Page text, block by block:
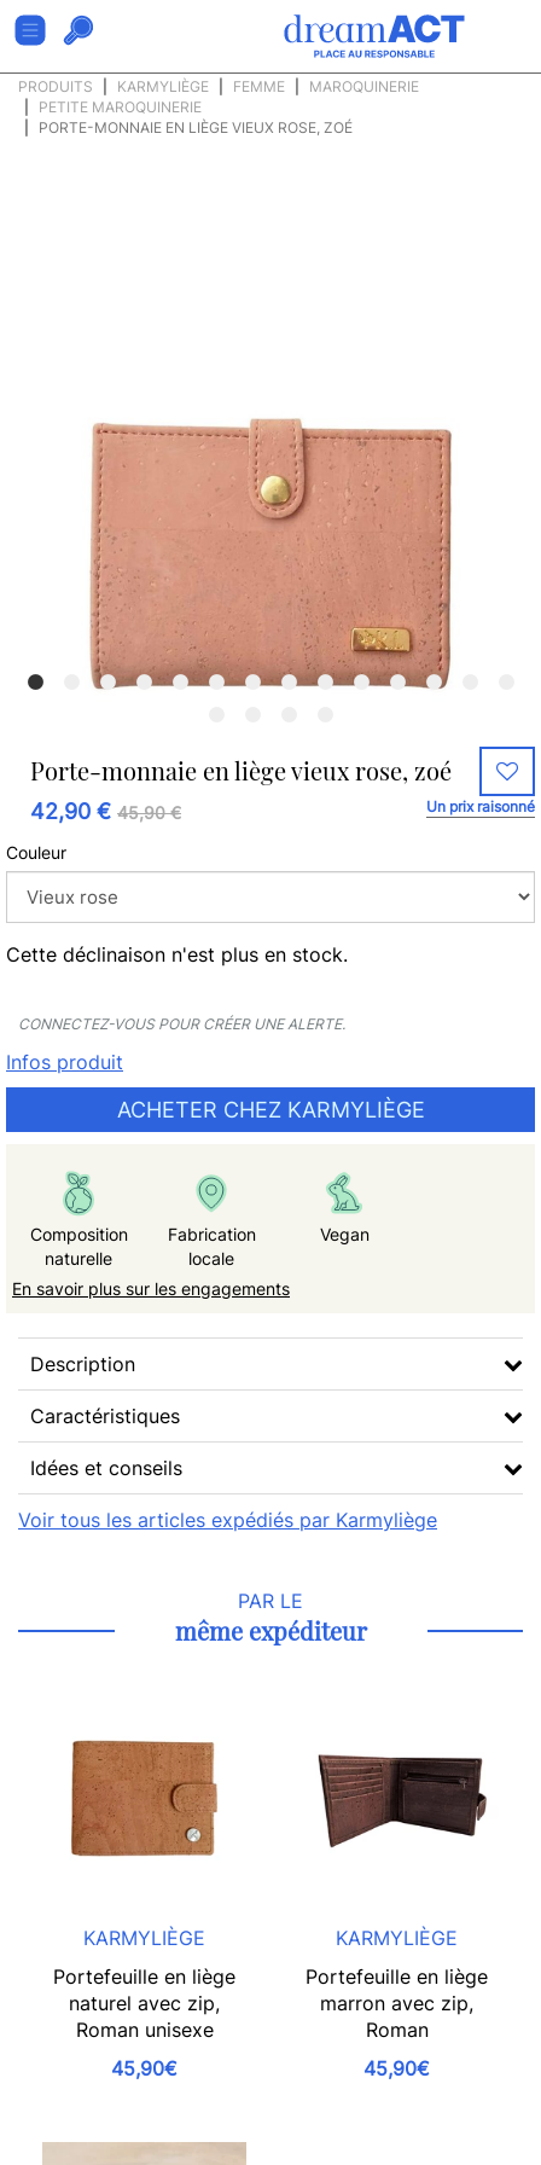
PRODUITS KARMYLIÈGE FEMME
MAROQUINERIE
PETITE MAROQUINERIE
PORTE-MONNAIE EN LIÈGE VIEUX ROSE, ZOÉ
Porte-monnaie en liège vieux rose, zoé
42,90 € 45,90 € Un prix raisonné
Couleur
Cette déclinaison n'est plus en stock.
CONNECTEZ-VOUS POUR CRÉER UNE ALERTE.
Infos produit
ACHETER CHEZ KARMYLIÈGE
Composition
naturelle
Fabrication
locale
Vegan
En savoir plus sur les engagements
Description
Caractéristiques
Idées et conseils
Voir tous les articles expédiés par Karmyliège
PAR LE
même expéditeur
KARMYLIÈGE
Portefeuille en liège
naturel avec zip,
Roman unisexe
45,90€
KARMYLIÈGE
Portefeuille en liège
marron avec zip,
Roman
45,90€